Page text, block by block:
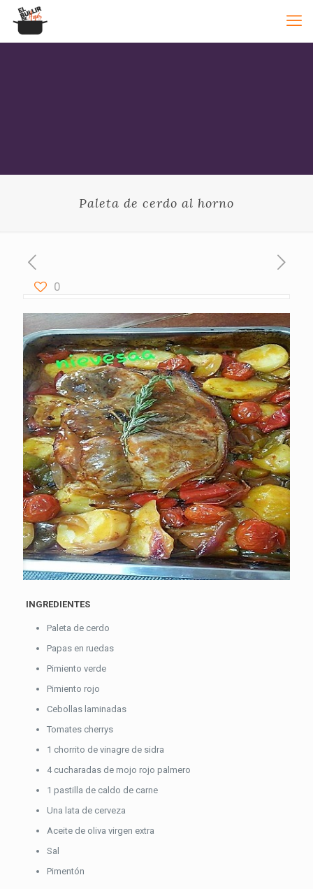
Paleta de cerdo al horno
0
INGREDIENTES
Paleta de cerdo
Papas en ruedas
Pimiento verde
Pimiento rojo
Cebollas laminadas
Tomates cherrys
1 chorrito de vinagre de sidra
4 cucharadas de mojo rojo palmero
1 pastilla de caldo de carne
Una lata de cerveza
Aceite de oliva virgen extra
Sal
Pimentón